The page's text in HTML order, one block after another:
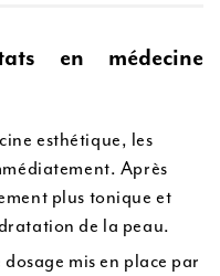
en médecine
esthétique, les
Après
plus tonique et
de la peau.
mis en place par